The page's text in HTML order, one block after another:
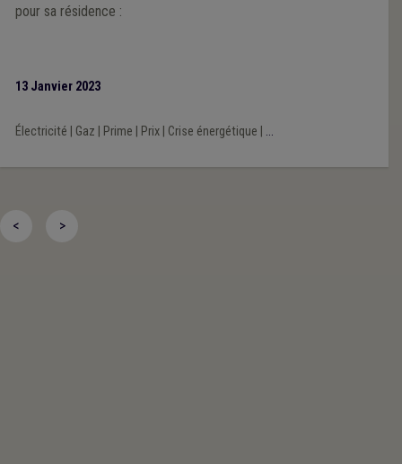
pour sa résidence :
13 Janvier 2023
Électricité Gaz Prime Prix| Crise énergétique ...
< >